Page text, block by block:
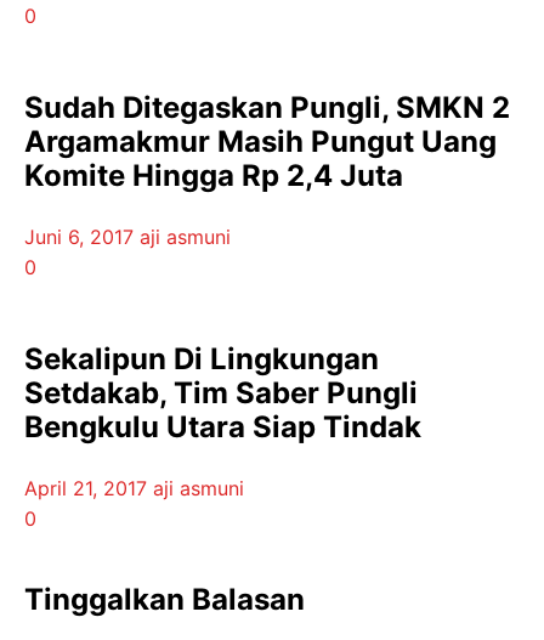
0
Sudah Ditegaskan Pungli, SMKN 2
Argamakmur Masih Pungut Uang
Komite Hingga Rp 2,4 Juta
Juni 6, 2017 aji asmuni
0
Sekalipun Di Lingkungan
Setdakab, Tim Saber Pungli
Bengkulu Utara Siap Tindak
April 21, 2017 aji asmuni
0
Tinggalkan Balasan